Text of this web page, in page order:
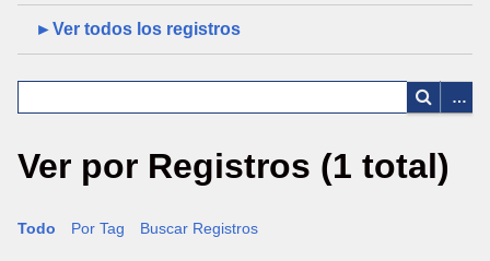
►Ver todos los registros
Ver por Registros (1 total)
Todo Por Tag Buscar Registros